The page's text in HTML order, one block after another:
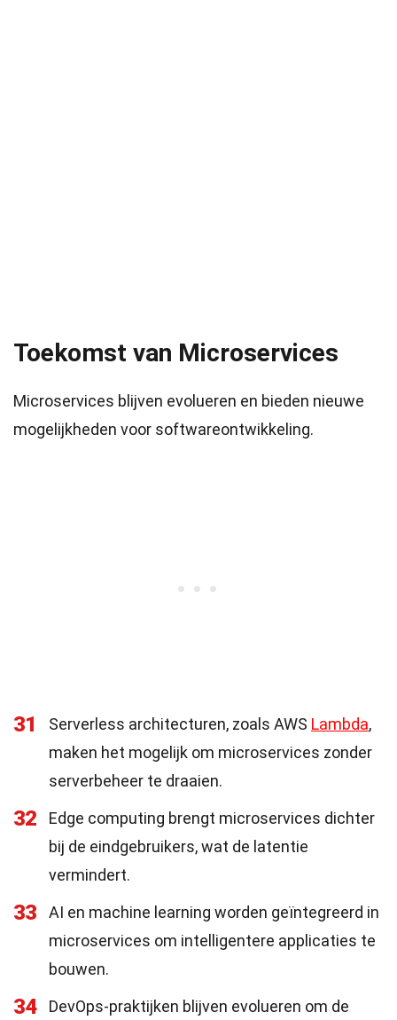
Toekomst van Microservices
Microservices blijven evolueren en bieden nieuwe
mogelijkheden voor softwareontwikkeling.
31 Serverless architecturen, zoals AWS Lambda,
maken het mogelijk om microservices zonder
serverbeheer te draaien.
32
Edge computing brengt microservices dichter
bij de eindgebruikers, wat de latentie
vermindert.
33
AI en machine learning worden geïntegreerd in
microservices om intelligentere applicaties te
bouwen.
34
DevOps-praktijken blijven evolueren om de